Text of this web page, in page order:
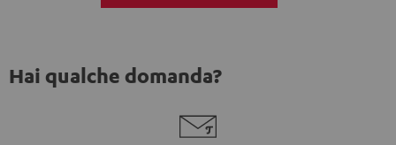
Hai qualche domanda?